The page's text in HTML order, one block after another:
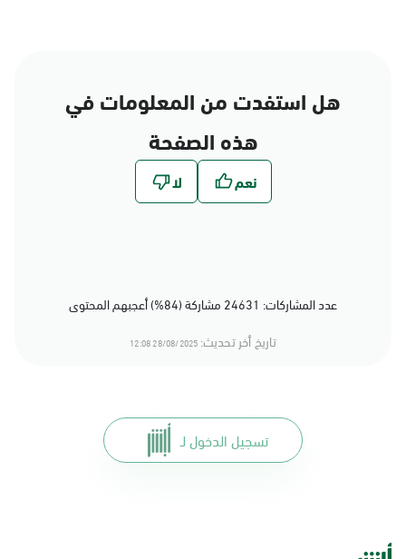
هل استفدت من المعلومات في
هذه الصفحة
عدد المشاركات: 24631 مشاركة (84%) أعجبهم المحتوى
تاريخ أخر تحديث: 28/08/2025 12:08
تسجيل الدخول لـ